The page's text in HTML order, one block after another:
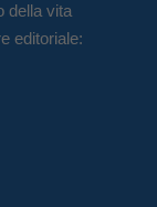
della vita
editoriale: